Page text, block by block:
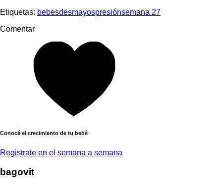
Etiquetas: bebesdesmayospresiónsemana 27
Comentar
Conocé el crecimiento de tu bebé
Registrate en el semana a semana
bagovit